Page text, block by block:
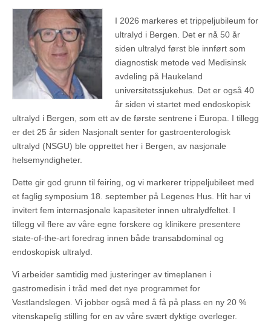
I 2026 markeres et trippeljubileum for
ultralyd i Bergen. Det er nå 50 år
siden ultralyd først ble innført som
diagnostisk metode ved Medisinsk
avdeling på Haukeland
universitetssjukehus. Det er også 40
år siden vi startet med endoskopisk
ultralyd i Bergen, som ett av de første sentrene i Europa. I tillegg
er det 25 år siden Nasjonalt senter for gastroenterologisk
ultralyd (NSGU) ble opprettet her i Bergen, av nasjonale
helsemyndigheter.
Dette gir god grunn til feiring, og vi markerer trippeljubileet med
et faglig symposium 18. september på Legenes Hus. Hit har vi
invitert fem internasjonale kapasiteter innen ultralydfeltet. I
tillegg vil flere av våre egne forskere og klinikere presentere
state‑of‑the‑art foredrag innen både transabdominal og
endoskopisk ultralyd.
Vi arbeider samtidig med justeringer av timeplanen i
gastromedisin i tråd med det nye programmet for
Vestlandslegen. Vi jobber også med å få på plass en ny 20 %
vitenskapelig stilling for en av våre svært dyktige overleger.